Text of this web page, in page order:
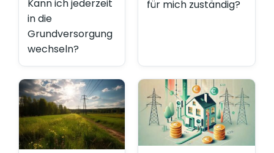
Kann ich jederzeit
in die
Grundversorgung
wechseln?
für mich zuständig?